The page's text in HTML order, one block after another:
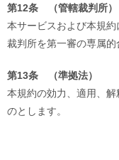
第12条 （管轄裁判所）
本サービスおよび本規
裁判所を第一審の専属的
第13条 （準拠法）
本規約の効力、適用、
のとします。